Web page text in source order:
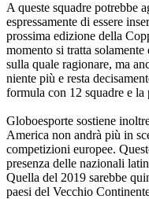
A queste squadre potrebbe
espressamente di essere
prossima edizione della
momento si tratta
sulla quale ragionare, ma
niente più e resta
formula con 12 squadre e la
Globoesporte sostiene
America non andrà più in
competizioni europee.
presenza delle nazionali
Quella del 2019 sarebbe
paesi del Vecchio